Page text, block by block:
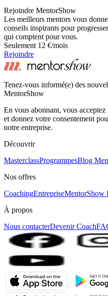
Rejoindre MentorShow
Les meilleurs mentors vous
conseils inspirants pour
qui comptent pour vous.
Seulement 12 €/mois
Rejoindre
Tenez-vous informé(e) des
MentorShow
En vous abonnant, vous
et donnez votre consentement
notre entreprise.
Découvrir
MasterclassProgrammesBlog
Nos offres
CoachingEntrepriseMentorShow
À propos
Nous contacterDevenir Coach